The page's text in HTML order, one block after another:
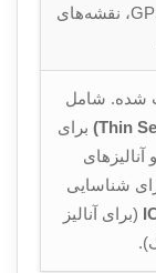
چکش، کمپاس، GPS، نقشه‌های
شده. شامل
برای
شناسایی
(برای آنالیز